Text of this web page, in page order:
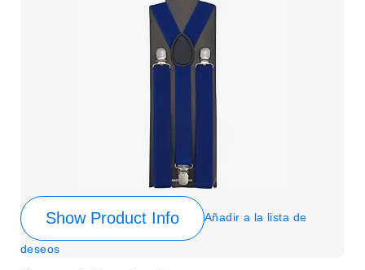
Show Product Info Añadir a la lista de
deseos